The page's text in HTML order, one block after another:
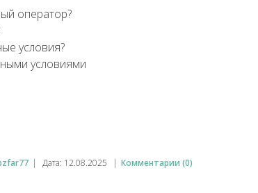
оператор?
условия?
условиями
| Дата: 12.08.2025 | Комментарии (0)